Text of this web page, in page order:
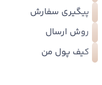
پیگیری سفارش
روش ارسال
کیف پول من